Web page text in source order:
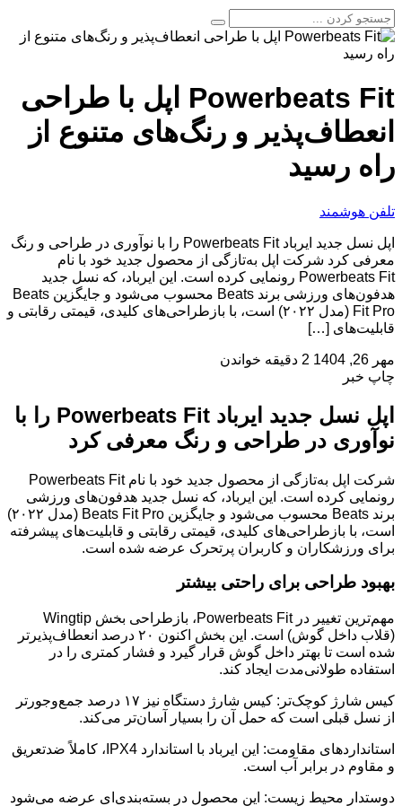
Powerbeats Fit اپل با طراحی
انعطاف‌پذیر و رنگ‌های متنوع از
راه رسید
تلفن هوشمند
اپل نسل جدید ایرباد Powerbeats Fit را با نوآوری در طراحی و رنگ
معرفی کرد شرکت اپل به‌تازگی از محصول جدید خود با نام
Powerbeats Fit رونمایی کرده است. این ایرباد، که نسل جدید
هدفون‌های ورزشی برند Beats محسوب می‌شود و جایگزین Beats
Fit Pro (مدل ۲۰۲۲) است، با بازطراحی‌های کلیدی، قیمتی رقابتی و
قابلیت‌های […]
مهر 26, 1404
2 دقیقه خواندن
چاپ خبر
اپل نسل جدید ایرباد Powerbeats Fit را با
نوآوری در طراحی و رنگ معرفی کرد
شرکت اپل به‌تازگی از محصول جدید خود با نام Powerbeats Fit
رونمایی کرده است. این ایرباد، که نسل جدید هدفون‌های ورزشی
برند Beats محسوب می‌شود و جایگزین Beats Fit Pro (مدل ۲۰۲۲)
است، با بازطراحی‌های کلیدی، قیمتی رقابتی و قابلیت‌های پیشرفته
برای ورزشکاران و کاربران پرتحرک عرضه شده است.
بهبود طراحی برای راحتی بیشتر
مهم‌ترین تغییر در Powerbeats Fit، بازطراحی بخش Wingtip
(قلاب داخل گوش) است. این بخش اکنون ۲۰ درصد انعطاف‌پذیرتر
شده است تا بهتر داخل گوش قرار گیرد و فشار کمتری را در
استفاده طولانی‌مدت ایجاد کند.
کیس شارژ کوچک‌تر: کیس شارژ دستگاه نیز ۱۷ درصد جمع‌وجورتر
از نسل قبلی است که حمل آن را بسیار آسان‌تر می‌کند.
استانداردهای مقاومت: این ایرباد با استاندارد IPX4، کاملاً ضدتعریق
و مقاوم در برابر آب است.
دوستدار محیط زیست: این محصول در بسته‌بندی‌ای عرضه می‌شود